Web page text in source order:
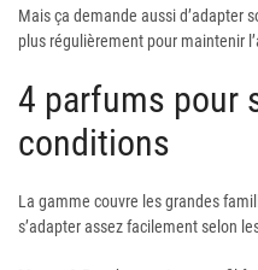
Mais ça demande aussi d’adapter
plus régulièrement pour maintenir
4 parfums pour
conditions
La gamme couvre les grandes
s’adapter assez facilement selon